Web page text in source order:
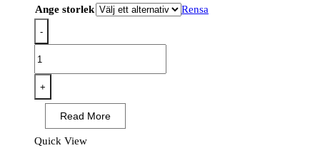
Ange storlek Rensa
-
Flexible
Supreme
(12
+
Read More
Quick View